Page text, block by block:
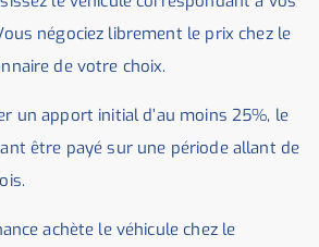
négociez librement le prix chez le
de votre choix.
un apport initial d’au moins 25%, le
être payé sur une période allant de
achète le véhicule chez le